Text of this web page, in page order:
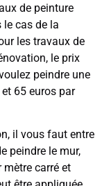
de peinture
cas de la
les travaux de
le prix
peindre une
65 euros par
il vous faut entre
peindre le mur,
carré et